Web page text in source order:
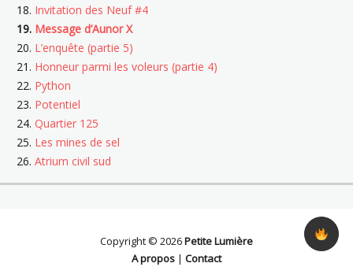
Invitation des Neuf #4
Message d’Aunor X
L’enquête (partie 5)
Honneur parmi les voleurs (partie 4)
Python
Potentiel
Quartier 125
Les mines de sel
Atrium civil sud
Copyright © 2026Petite Lumière
A propos | Contact